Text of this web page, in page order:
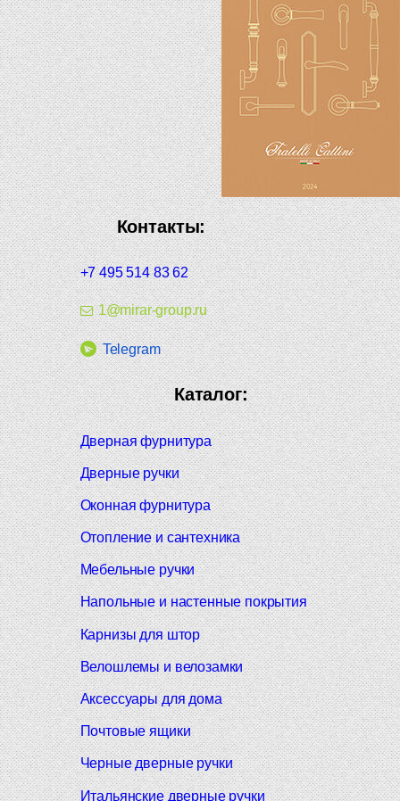
Контакты:
+7 495 514 83 62
1@mirar-group.ru
Telegram
Каталог:
Дверная фурнитура
Дверные ручки
Оконная фурнитура
Отопление и сантехника
Мебельные ручки
Напольные и настенные покрытия
Карнизы для штор
Велошлемы и велозамки
Аксессуары для дома
Почтовые ящики
Черные дверные ручки
Итальянские дверные ручки